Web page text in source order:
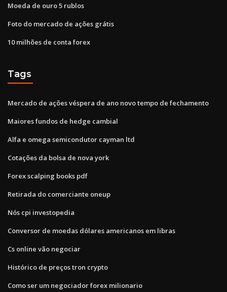
Moeda de ouro 5 rublos
Foto do mercado de ações grátis
10 milhões de conta forex
Tags
Mercado de ações véspera de ano novo tempo de fechamento
Maiores fundos de hedge cambial
Alfa e omega semicondutor cayman ltd
Cotações da bolsa de nova york
Forex scalping books pdf
Retirada do comerciante oneup
Nós cpi investopedia
Conversor de moedas dólares americanos em libras
Cs online vão negociar
Histórico de preços tron ​​crypto
Como ser um negociador forex milionario